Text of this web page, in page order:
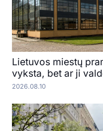
Lietuvos miestų
vyksta, bet ar ji
2026.08.10